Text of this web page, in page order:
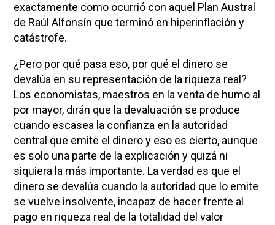
exactamente como ocurrió con aquel Plan Austral
de Raúl Alfonsín que terminó en hiperinflación y
catástrofe.
¿Pero por qué pasa eso, por qué el dinero se
devalúa en su representación de la riqueza real?
Los economistas, maestros en la venta de humo al
por mayor, dirán que la devaluación se produce
cuando escasea la confianza en la autoridad
central que emite el dinero y eso es cierto, aunque
es solo una parte de la explicación y quizá ni
siquiera la más importante. La verdad es que el
dinero se devalúa cuando la autoridad que lo emite
se vuelve insolvente, incapaz de hacer frente al
pago en riqueza real de la totalidad del valor